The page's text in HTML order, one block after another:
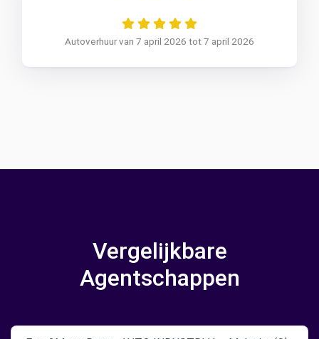
Autoverhuur van 7 april 2026 tot 7 april 2026
Vergelijkbare
Agentschappen